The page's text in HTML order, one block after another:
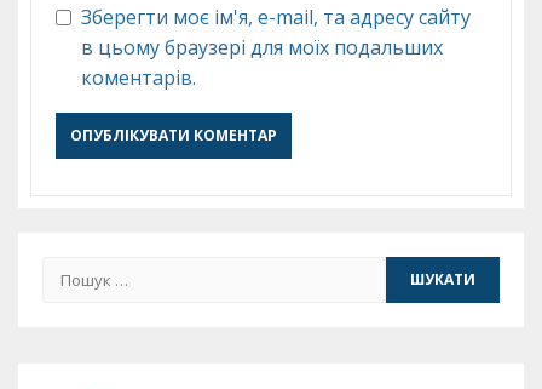
Зберегти моє ім'я, e-mail, та адресу сайту
в цьому браузері для моїх подальших
коментарів.
Пошук: